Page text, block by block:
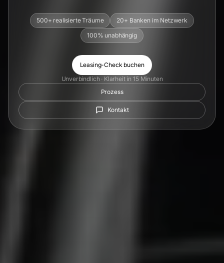
500+ realisierte Träume
20+ Banken im Netzwerk
100% unabhängig
Leasing-Check buchen
Unverbindlich · Klarheit in 15 Minuten
Prozess
Kontakt